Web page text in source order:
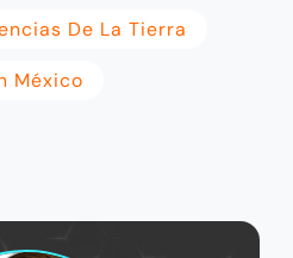
De La Tierra
México